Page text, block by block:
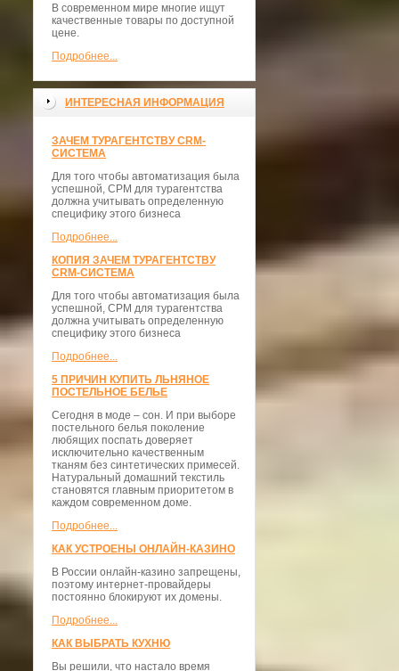
В современном мире многие ищут
качественные товары по доступной
цене.
Подробнее...
ИНТЕРЕСНАЯ ИНФОРМАЦИЯ
ЗАЧЕМ ТУРАГЕНТСТВУ CRM-
СИСТЕМА
Для того чтобы автоматизация была
успешной, СРМ для турагентства
должна учитывать определенную
специфику этого бизнеса
Подробнее...
КОПИЯ ЗАЧЕМ ТУРАГЕНТСТВУ
CRM-СИСТЕМА
Для того чтобы автоматизация была
успешной, СРМ для турагентства
должна учитывать определенную
специфику этого бизнеса
Подробнее...
5 ПРИЧИН КУПИТЬ ЛЬНЯНОЕ
ПОСТЕЛЬНОЕ БЕЛЬЕ
Сегодня в моде – сон. И при выборе
постельного белья поколение
любящих поспать доверяет
исключительно качественным
тканям без синтетических примесей.
Натуральный домашний текстиль
становятся главным приоритетом в
каждом современном доме.
Подробнее...
КАК УСТРОЕНЫ ОНЛАЙН-КАЗИНО
В России онлайн-казино запрещены,
поэтому интернет-провайдеры
постоянно блокируют их домены.
Подробнее...
КАК ВЫБРАТЬ КУХНЮ
Вы решили, что настало время